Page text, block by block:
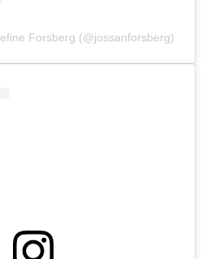
Forsberg (@jossanforsberg)